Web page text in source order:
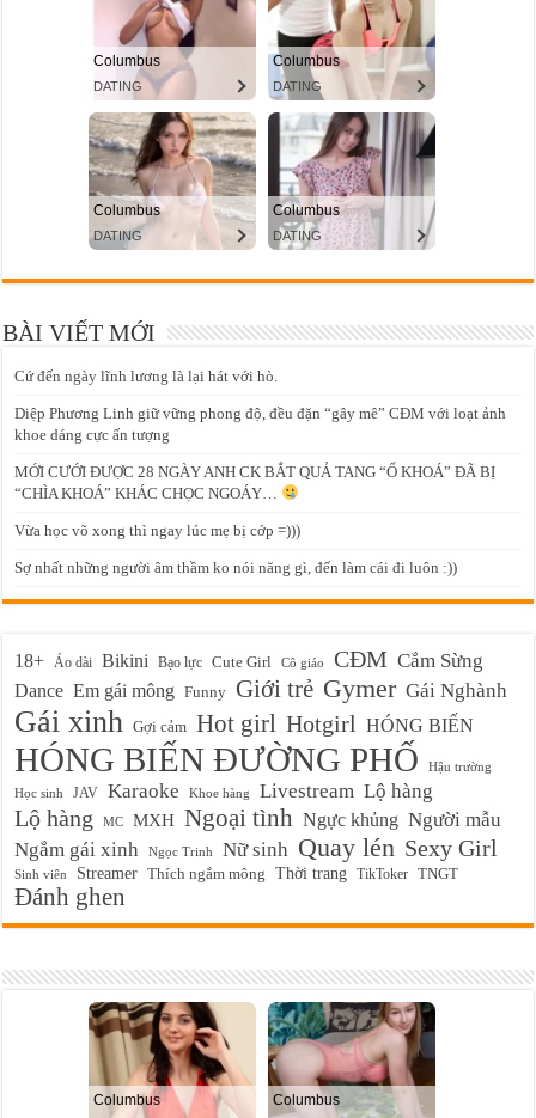
BÀI VIẾT MỚI
Cứ đến ngày lĩnh lương là lại hát với hò.
Diệp Phương Linh giữ vững phong độ, đều đặn “gây mê” CĐM với loạt ảnh
khoe dáng cực ấn tượng
MỚI CƯỚI ĐƯỢC 28 NGÀY ANH CK BẮT QUẢ TANG “Ổ KHOÁ” ĐÃ BỊ
“CHÌA KHOÁ” KHÁC CHỌC NGOÁY…
Vừa học võ xong thì ngay lúc mẹ bị cớp =)))
Sợ nhất những người âm thầm ko nói năng gì, đến làm cái đi luôn :))
18+ Áo dài Bikini Bạo lực Cute Girl Cô giáo CĐM Cắm Sừng
Dance Em gái mông Funny Giới trẻ Gymer Gái Nghành
Gái xinh Gợi cảm Hot girl Hotgirl HÓNG BIẾN
HÓNG BIẾN ĐƯỜNG PHỐ
Hậu trường
Học sinh
JAV Karaoke Khoe hàng Livestream Lộ hàng
Lộ hàng MC MXH Ngoại tình Ngực khủng Người mẫu
Ngắm gái xinh
Ngọc Trinh Nữ sinh Quay lén Sexy Girl
Sinh viên Streamer Thích ngắm mông Thời trang TikToker TNGT
Đánh ghen